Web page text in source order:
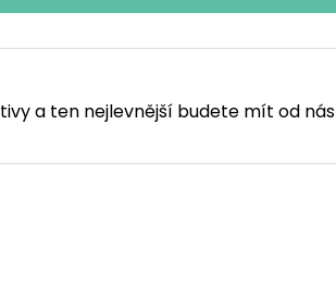
a ten nejlevnější budete mít od nás